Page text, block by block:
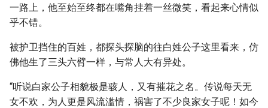
一路上，他至始至终都在嘴角挂着一丝微笑，看起来心情似
乎不错。
被护卫挡住的百姓，都探头探脑的往白姓公子这里看来，仿
佛他生了三头六臂一样，与常人大有异处。
“听说白家公子相貌极是骇人，又有摧花之名。传说每天无
女不欢，为人更是风流滥情，祸害了不少良家女子呢！如今